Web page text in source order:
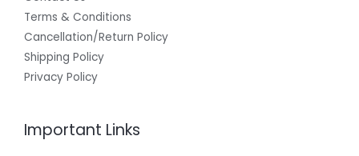
Terms & Conditions
Cancellation/Return Policy
Shipping Policy
Privacy Policy
Important Links